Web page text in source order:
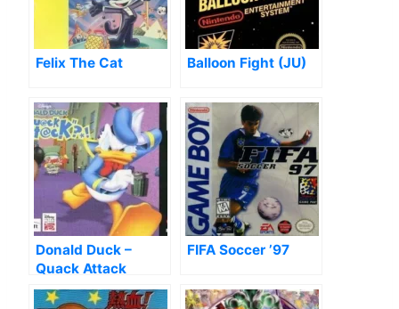
Felix The Cat Balloon Fight (JU)
Donald Duck –
Quack Attack
FIFA Soccer ’97